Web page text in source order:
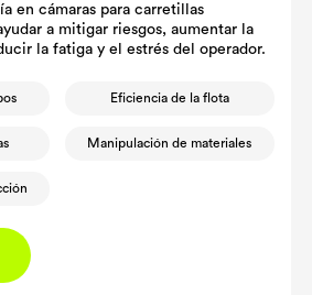
en cámaras para carretillas
a mitigar riesgos, aumentar la
la fatiga y el estrés del operador.
Eficiencia de la flota
Manipulación de materiales